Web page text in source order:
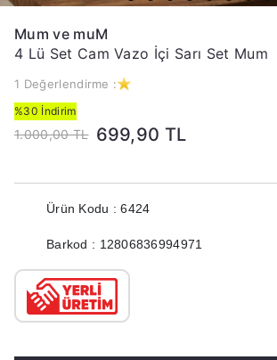
Mum ve muM
4 Lü Set Cam Vazo İçi Sarı Set Mum
1 Değerlendirme :
%30 İndirim
1.000,00 TL 699,90 TL
Ürün Kodu : 6424
Barkod : 12806836994971